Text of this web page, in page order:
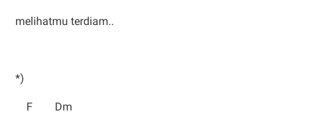
melihatmu terdiam..
*)
F Dm